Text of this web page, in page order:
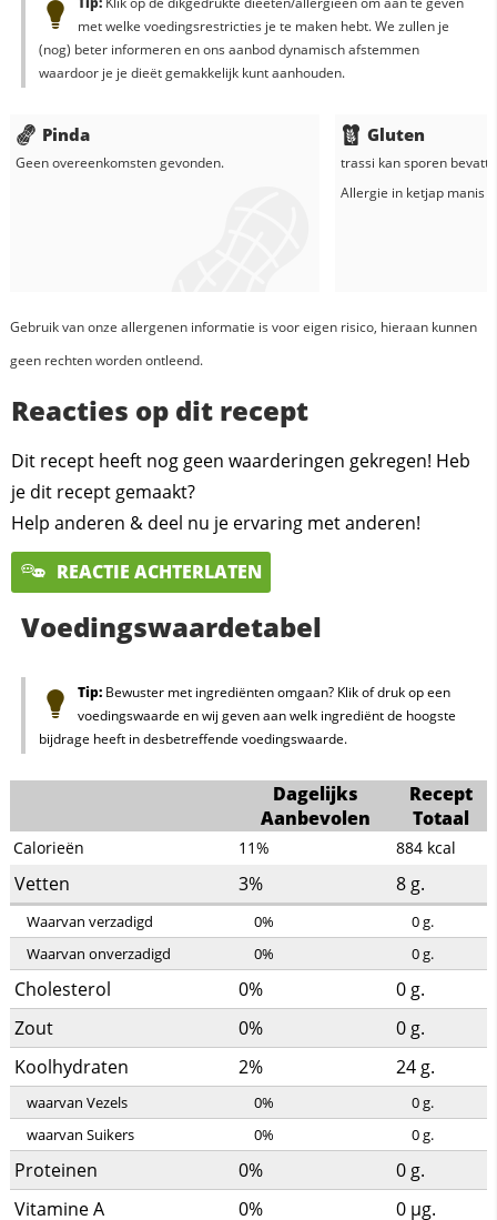
met welke voedingsrestricties je te maken hebt. We zullen je
(nog) beter informeren en ons aanbod dynamisch afstemmen
waardoor je je dieët gemakkelijk kunt aanhouden.
Pinda
Geen overeenkomsten gevonden.
Gluten
trassi kan sporen
Allergie in ketjap manis
Gebruik van onze allergenen informatie is voor eigen risico, hieraan kunnen
geen rechten worden ontleend.
Reacties op dit recept
Dit recept heeft nog geen waarderingen gekregen! Heb
je dit recept gemaakt?
Help anderen & deel nu je ervaring met anderen!
REACTIE ACHTERLATEN
Voedingswaardetabel
Tip:Bewuster met ingrediënten omgaan? Klik of druk op een
voedingswaarde en wij geven aan welk ingrediënt de hoogste
bijdrage heeft in desbetreffende voedingswaarde.
Dagelijks
Aanbevolen
Recept
Totaal
Calorieën 11% 884 kcal
Vetten 3% 8 g.
Waarvan verzadigd 0% 0g.
Waarvan onverzadigd
0% 0g.
Cholesterol 0% 0 g.
Zout
0% 0 g.
Koolhydraten
2% 24 g.
waarvan Vezels 0% 0g.
waarvan Suikers
0% 0g.
Proteinen 0% 0 g.
Vitamine A
0% 0 µg.